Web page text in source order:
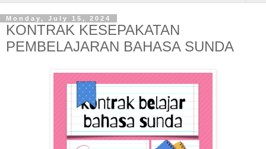
Monday, July 15, 2024
KONTRAK KESEPAKATAN
PEMBELAJARAN BAHASA SUNDA